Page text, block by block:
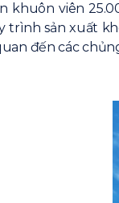
khuôn viên
trình sản xuất
đến các